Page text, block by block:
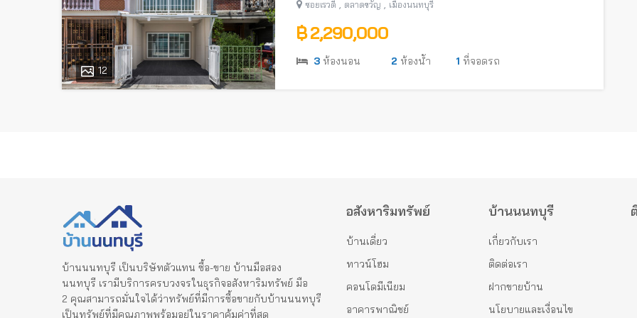
12
ซอยเรวดี , ตลาดขวัญ , เมืองนนทบุรี
฿ 2,290,000
3 ห้องนอน 2 ห้องน้ำ 1 ที่จอดรถ
บ้านนนทบุรี เป็นบริษัทตัวแทน ซื้อ-ขาย บ้านมือสอง
นนทบุรี เรามีบริการครบวงจรในธุรกิจอสังหาริมทรัพย์ มือ
2 คุณสามารถมั่นใจได้ว่าทรัพย์ที่มีการซื้อขายกับบ้านนนทบุรี
เป็นทรัพย์ที่มีคุณภาพพร้อมอยู่ในราคาคุ้มค่าที่สุด
อสังหาริมทรัพย์
บ้านเดี่ยว
ทาวน์โฮม
คอนโดมีเนียม
อาคารพาณิชย์
บ้านนนทบุรี
เกี่ยวกับเรา
ติดต่อเรา
ฝากขายบ้าน
นโยบายและเงื่อนไข